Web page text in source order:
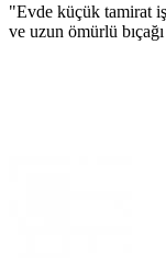
"Evde küçük tamirat
ve uzun ömürlü